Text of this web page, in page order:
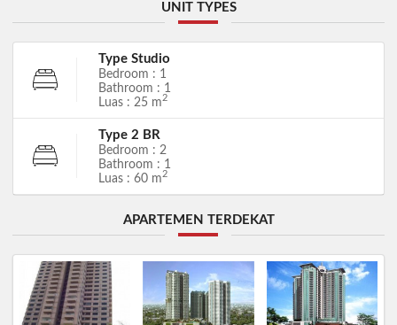
UNIT TYPES
Type Studio
Bedroom : 1
Bathroom : 1
Luas : 25 m2
Type 2 BR
Bedroom : 2
Bathroom : 1
Luas : 60 m2
APARTEMEN TERDEKAT